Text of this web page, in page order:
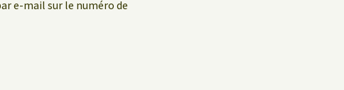
e-mail sur le numéro de